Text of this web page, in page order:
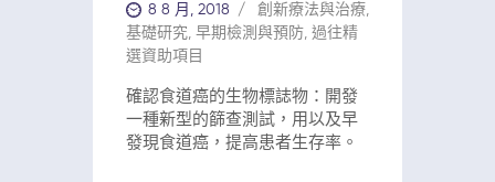
8 8 月, 2018 創新療法與治療,
基礎研究 早期檢測與預防 過往精
選資助項目
確認食道癌的生物標誌物：開發
一種新型的篩查測試，用以及早
發現食道癌，提高患者生存率。